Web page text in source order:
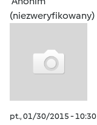
(niezweryfikowany)
pt., 01/30/2015 - 10:30